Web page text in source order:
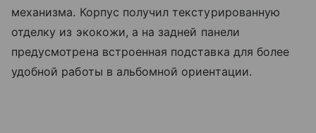
механизма. Корпус получил текстурированную
отделку из экокожи, а на задней панели
предусмотрена встроенная подставка для более
удобной работы в альбомной ориентации.